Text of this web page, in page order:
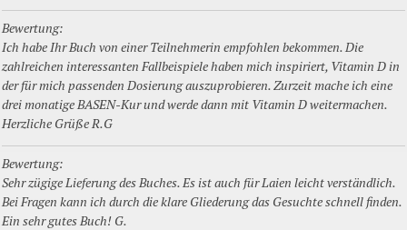
Bewertung:
Ich habe Ihr Buch von einer Teilnehmerin empfohlen bekommen. Die
zahlreichen interessanten Fallbeispiele haben mich inspiriert, Vitamin D in
der für mich passenden Dosierung auszuprobieren. Zurzeit mache ich eine
drei monatige BASEN-Kur und werde dann mit Vitamin D weitermachen.
Herzliche Grüße R.G
Bewertung:
Sehr zügige Lieferung des Buches. Es ist auch für Laien leicht verständlich.
Bei Fragen kann ich durch die klare Gliederung das Gesuchte schnell finden.
Ein sehr gutes Buch! G.